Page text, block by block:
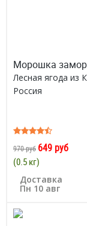
Морошка
Лесная ягода из
Россия
970 руб 649 руб
(0.5 кг)
Доставка
Пн 10 авг